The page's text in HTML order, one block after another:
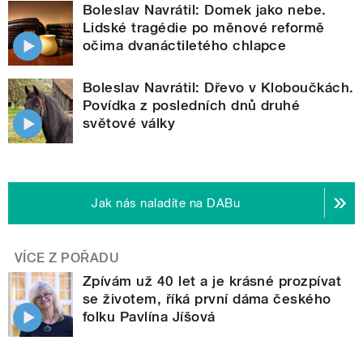
Boleslav Navrátil: Domek jako nebe.
Lidské tragédie po měnové reformě
očima dvanáctiletého chlapce
Boleslav Navrátil: Dřevo v Kloboučkách.
Povídka z posledních dnů druhé
světové války
Jak nás naladíte na DABu
VÍCE Z POŘADU
Zpívám už 40 let a je krásné prozpívat
se životem, říká první dáma českého
folku Pavlína Jíšová